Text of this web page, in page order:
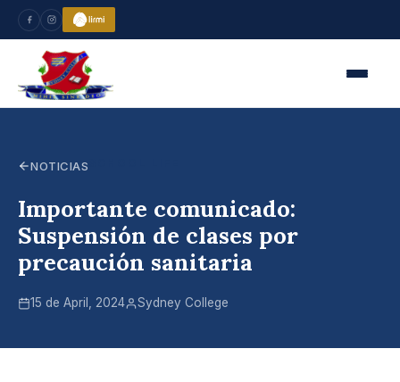
NOTICIAS
Importante comunicado:
Suspensión de clases por
precaución sanitaria
15 de April, 2024 Sydney College